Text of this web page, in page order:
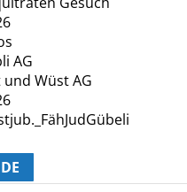
AG
Wüst AG